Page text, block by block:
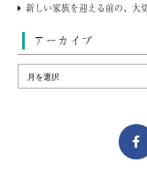
新しい家族を迎える前の、大
アーカイブ